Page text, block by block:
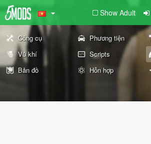
Show Adult
Công cụ Phương tiện
Vũ khí
Scripts
Bản đồ
Hỗn hợp